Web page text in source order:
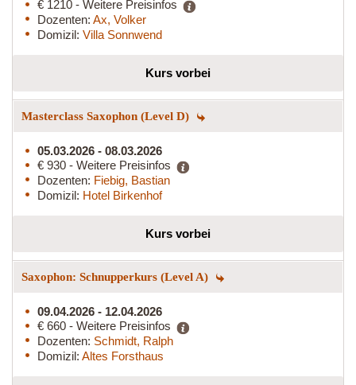
€ 1210 - Weitere Preisinfos
Dozenten: Ax, Volker
Domizil: Villa Sonnwend
Kurs vorbei
Masterclass Saxophon (Level D)
05.03.2026 - 08.03.2026
€ 930 - Weitere Preisinfos
Dozenten: Fiebig, Bastian
Domizil: Hotel Birkenhof
Kurs vorbei
Saxophon: Schnupperkurs (Level A)
09.04.2026 - 12.04.2026
€ 660 - Weitere Preisinfos
Dozenten: Schmidt, Ralph
Domizil: Altes Forsthaus